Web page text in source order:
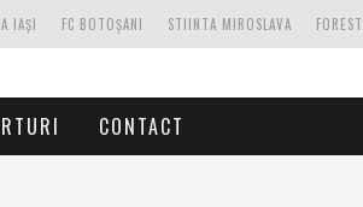
STIINTA MIROSLAVA
FC BOTOȘANI
IAȘI
CONTACT